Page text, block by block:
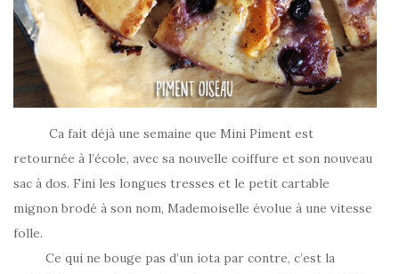
Ca fait déjà une semaine que Mini Piment est
retournée à l’école, avec sa nouvelle coiffure et son nouveau
sac à dos. Fini les longues tresses et le petit cartable
mignon brodé à son nom, Mademoiselle évolue à une vitesse
folle.
Ce qui ne bouge pas d’un iota par contre, c’est la